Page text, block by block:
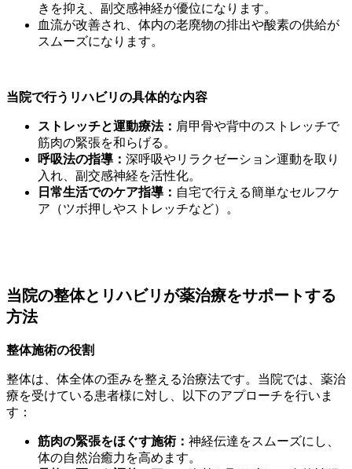
きを抑え、副交感神経が優位になります。
血流が改善され、体内の老廃物の排出や酸素の供給が
スムーズになります。
当院で行うリハビリの具体的な内容
ストレッチと運動療法： 肩甲骨や背中のストレッチで
筋肉の緊張を和らげる。
呼吸法の指導： 深呼吸やリラクゼーション運動を取り
入れ、副交感神経を活性化。
日常生活でのケア指導： 自宅で行える簡単なセルフケ
ア（ツボ押しやストレッチなど）。
当院の整体とリハビリが薬治療をサポートする
方法
整体施術の役割
整体は、体全体の歪みを整える治療法です。当院では、薬治
療を受けている患者様に対し、以下のアプローチを行いま
す：
筋肉の緊張をほぐす施術： 神経伝達をスムーズにし、
体の自然治癒力を高めます。